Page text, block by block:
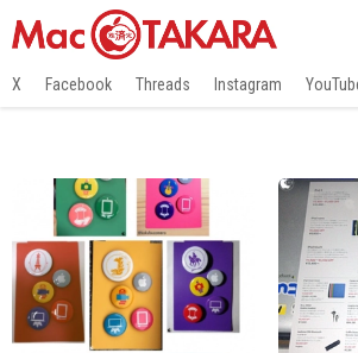
X Facebook Threads Instagram